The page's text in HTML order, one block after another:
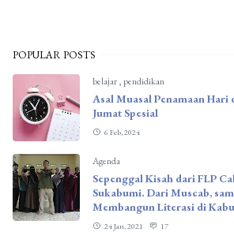
POPULAR POSTS
belajar,pendidikan
Asal Muasal Penamaan Hari
Jumat Spesial
6 Feb, 2024
Agenda
Sepenggal Kisah dari FLP
Sukabumi. Dari Muscab,
Membangun Literasi di
24 Jan, 2021 17